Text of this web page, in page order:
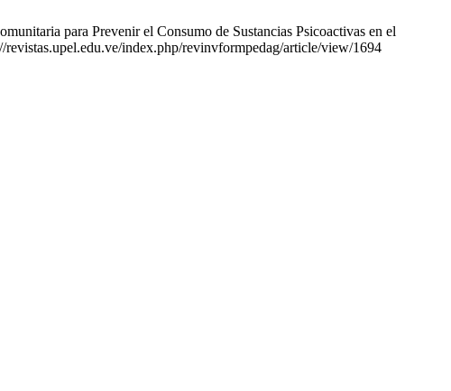
para Prevenir el Consumo de Sustancias Psicoactivas en el
index.php/revinvformpedag/article/view/1694